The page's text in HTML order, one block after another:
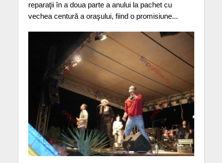
reparaţii în a doua parte a anului la pachet cu
vechea centură a oraşului, fiind o promisiune...